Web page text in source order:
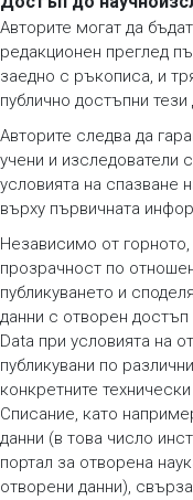
Авторите могат да
редакционен преглед
заедно с ръкописа, и
публично достъпни тези
Авторите следва да
учени и изследователи
условията на спазване
върху първичната
Независимо от
прозрачност по
публикуването и
данни с отворен достъп
Data при условията на
публикувани по
конкретните
Списание, като
данни (в това число
портал за отворена
отворени данни),